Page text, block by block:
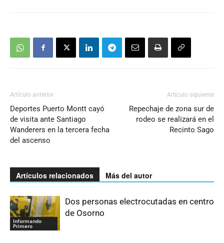
Artículo anterior
Deportes Puerto Montt cayó
de visita ante Santiago
Wanderers en la tercera fecha
del ascenso
Artículo siguiente
Repechaje de zona sur de
rodeo se realizará en el
Recinto Sago
Artículos relacionados Más del autor
Informando
Primero
Dos personas electrocutadas en centro
de Osorno